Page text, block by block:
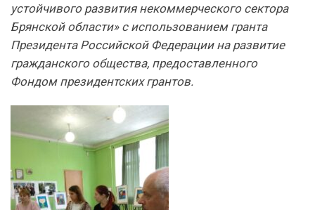
устойчивого развития некоммерческого сектора
Брянской области» с использованием гранта
Президента Российской Федерации на развитие
гражданского общества, предоставленного
Фондом президентских грантов.